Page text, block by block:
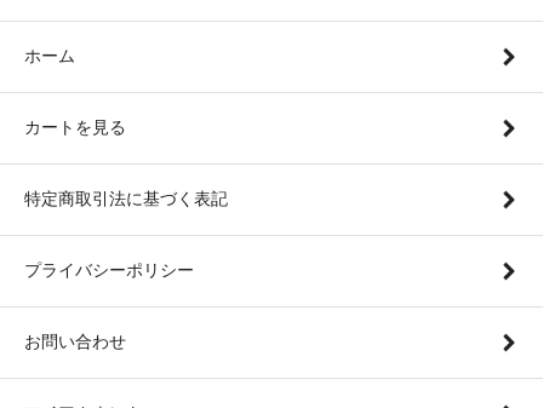
ホーム
カートを見る
特定商取引法に基づく表記
プライバシーポリシー
お問い合わせ